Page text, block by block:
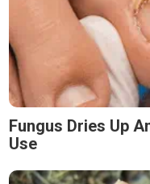
Fungus Dries Up
Use